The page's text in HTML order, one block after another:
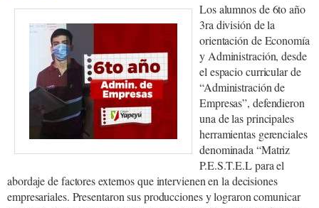
Los alumnos de 6to año
3ra división de la
orientación de Economía
y Administración, desde
el espacio curricular de
“Administración de
Empresas”, defendieron
una de las principales
herramientas gerenciales
denominada “Matriz
P.E.S.T.E.L para el
abordaje de factores externos que intervienen en la decisiones
empresariales. Presentaron sus producciones y lograron comunicar